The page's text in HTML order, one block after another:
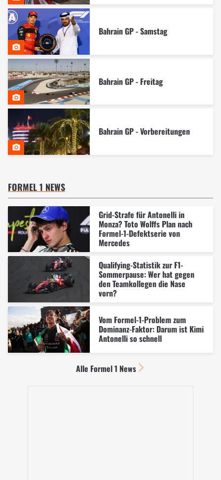
Bahrain GP - Samstag
Bahrain GP - Freitag
Bahrain GP - Vorbereitungen
FORMEL 1 NEWS
Grid-Strafe für Antonelli in
Monza? Toto Wolffs Plan nach
Formel-1-Defektserie von
Mercedes
Qualifying-Statistik zur F1-
Sommerpause: Wer hat gegen
den Teamkollegen die Nase
vorn?
Vom Formel-1-Problem zum
Dominanz-Faktor: Darum ist Kimi
Antonelli so schnell
Alle Formel 1 News